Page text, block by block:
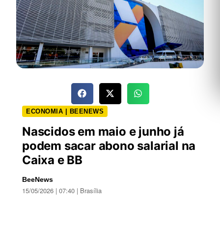
ECONOMIA | BEENEWS
Nascidos em maio e junho já
podem sacar abono salarial na
Caixa e BB
BeeNews
15/05/2026 | 07:40 | Brasília